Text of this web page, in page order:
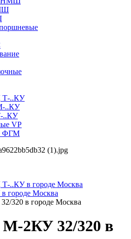
Т-..КУ
..КУ
..КУ
VP
ФГМ
..КУ в городе Москва
городе Москва
320 в городе Москва
М-2КУ 32/320 в